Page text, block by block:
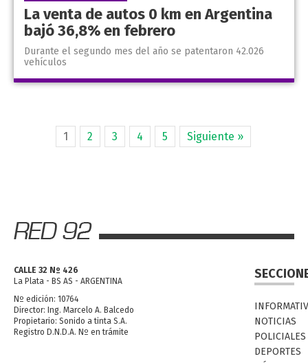
La venta de autos 0 km en Argentina
bajó 36,8% en febrero
Durante el segundo mes del año se patentaron 42.026
vehículos
1 2 3 4 5 Siguiente »
CALLE 32 Nº 426
La Plata - BS AS - ARGENTINA
Nº edición: 10764
Director: Ing. Marcelo A. Balcedo
Propietario: Sonido a tinta S.A.
Registro D.N.D.A. Nº en trámite
NOTICIAS
POLICIALES
DEPORTES